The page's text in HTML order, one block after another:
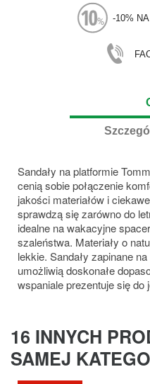
-10%
Sandały na platformie
cenią sobie połączenie
jakości materiałów i
sprawdzą się zarówno do
idealne na wakacyjne
szaleństwa. Materiały o
lekkie. Sandały zapinane
umożliwią doskonałe
wspaniale prezentuje się do
16 INNYCH
SAMEJ